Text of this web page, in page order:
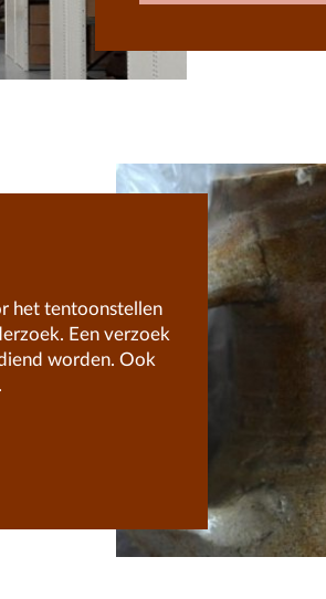
het tentoonstellen
Een verzoek
worden. Ook